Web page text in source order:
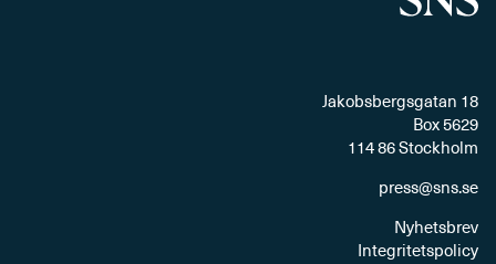
Jakobsbergsgatan 18
Box 5629
114 86 Stockholm
press@sns.se
Nyhetsbrev
Integritetspolicy